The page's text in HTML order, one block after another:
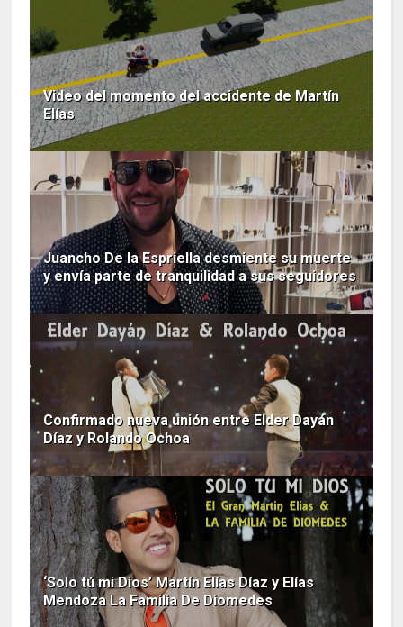
Video del momento del accidente de Martín
Elías
Juancho De la Espriella desmiente su muerte
y envía parte de tranquilidad a sus seguidores
Confirmado nueva unión entre Elder Dayán
Díaz y Rolando Ochoa
‘Solo tú mi Dios’ Martín Elías Díaz y Elías
Mendoza La Familia De Diomedes